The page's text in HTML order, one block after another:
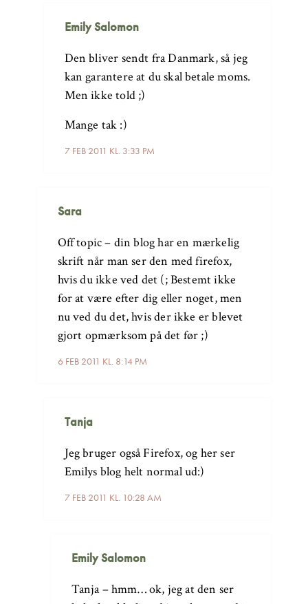
Emily Salomon
7 FEB 2011 KL. 3:33 PM
Den bliver sendt fra Danmark, så jeg
kan garantere at du skal betale moms.
Men ikke told ;)
Mange tak :)
Sara
6 FEB 2011 KL. 8:14 PM
Off topic – din blog har en mærkelig
skrift når man ser den med firefox,
hvis du ikke ved det (; Bestemt ikke
for at være efter dig eller noget, men
nu ved du det, hvis der ikke er blevet
gjort opmærksom på det før ;)
Tanja
7 FEB 2011 KL. 10:28 AM
Jeg bruger også Firefox, og her ser
Emilys blog helt normal ud:)
Emily Salomon
Tanja – hmm… ok, jeg at den ser